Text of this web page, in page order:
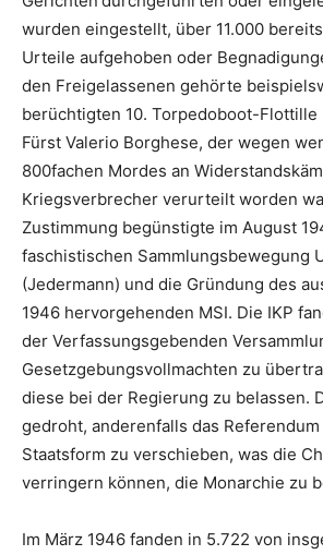
wurden eingestellt, über 11.000
Urteile aufgehoben oder
den Freigelassenen gehörte
berüchtigten 10. Torpedoboot-Flottille
Fürst Valerio Borghese, der wegen
800fachen Mordes an
Kriegsverbrecher verurteilt worden
Zustimmung begünstigte im August
faschistischen Sammlungsbewegung
(Jedermann) und die Gründung des
1946 hervorgehenden MSI. Die IKP
der Verfassungsgebenden
Gesetzgebungsvollmachten zu
diese bei der Regierung zu belassen.
gedroht, anderenfalls das
Staatsform zu verschieben, was die
verringern können, die Monarchie zu
Im März 1946 fanden in 5.722 von